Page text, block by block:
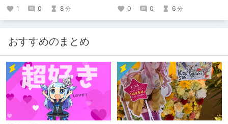
1
0 8 分
0
0 6 分
おすすめのまとめ